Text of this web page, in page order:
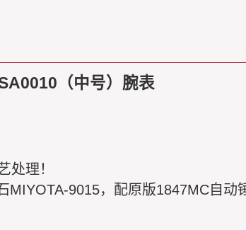
（中号）腕表
处理！
MIYOTA-9015，配原版1847MC自动